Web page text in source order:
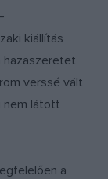
kiállítás
hazaszeretet
verssé vált
nem látott
a